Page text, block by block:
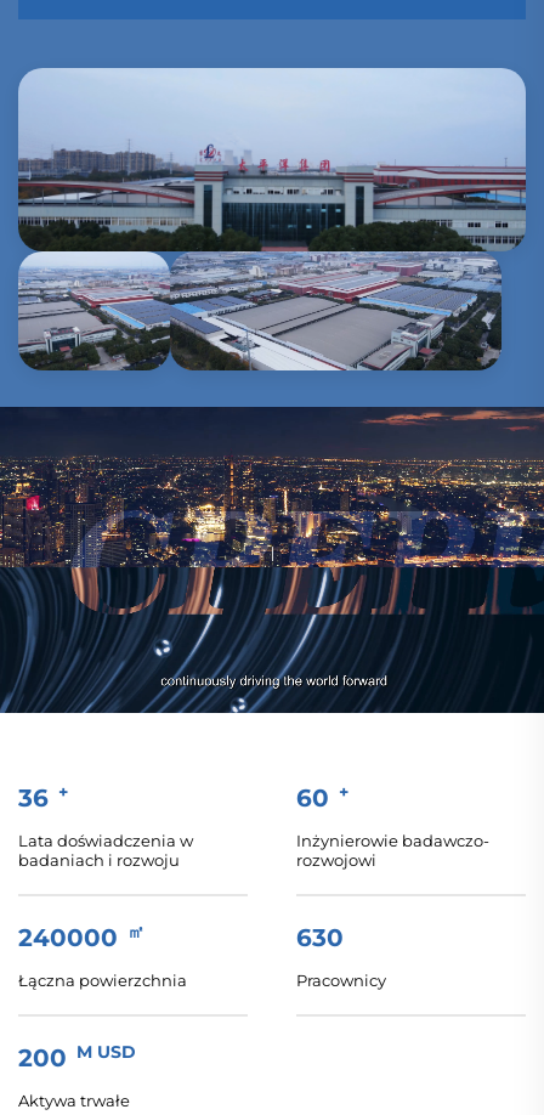
36 +
Lata doświadczenia w
badaniach i rozwoju
60 +
Inżynierowie badawczo-
rozwojowi
240000 ㎡
Łączna powierzchnia
630
Pracownicy
200 M USD
Aktywa trwałe